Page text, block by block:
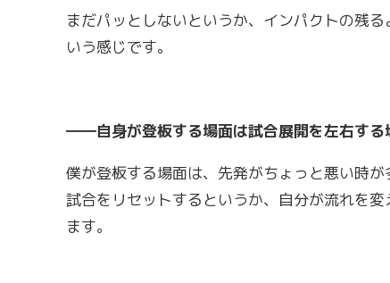
まだパッとしないというか、インパクトの残
いう感じです。
――自身が登板する場面は試合展開を左右する
僕が登板する場面は、先発がちょっと悪い時
試合をリセットするというか、自分が流れを
ます。